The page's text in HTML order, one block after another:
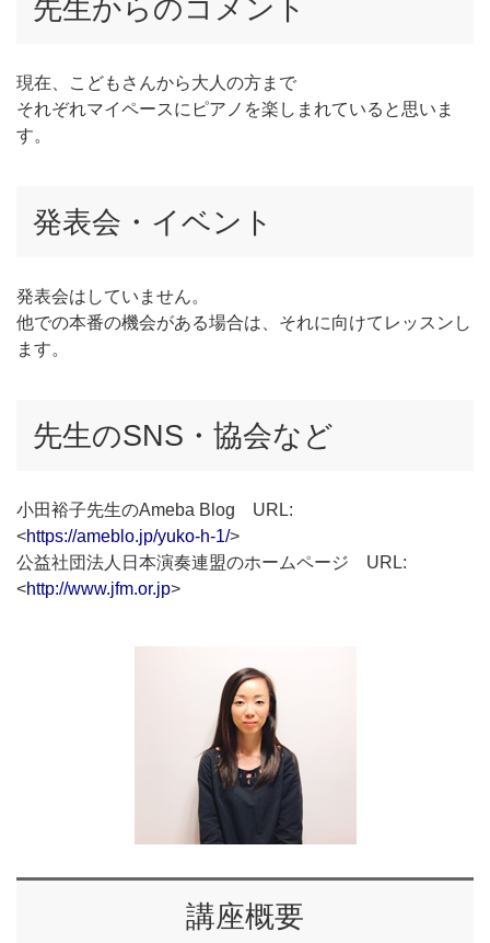
先生からのコメント
現在、こどもさんから大人の方まで
それぞれマイペースにピアノを楽しまれていると思いま
す。
発表会・イベント
発表会はしていません。
他での本番の機会がある場合は、それに向けてレッスンし
ます。
先生のSNS・協会など
小田裕子先生のAmeba Blog URL:
<https://ameblo.jp/yuko-h-1/>
公益社団法人日本演奏連盟のホームページ URL:
<http://www.jfm.or.jp>
講座概要